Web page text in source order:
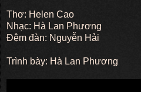
Thơ: Helen Cao
Nhạc: Hà Lan Phương
Đệm đàn: Nguyễn Hải
Trình bày: Hà Lan Phương